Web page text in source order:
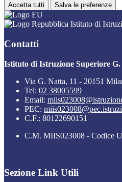
Accetta tutti Salva le preferenze
Istituto di
Contatti
Istituto di Istruzione Superiore
Via G. Natta, 11 - 20151
Tel: 02 38005599
Email:
PEC:
C.F.: 80122690151
C.M. MIIS023008 - Codice
Sezione Link Utili